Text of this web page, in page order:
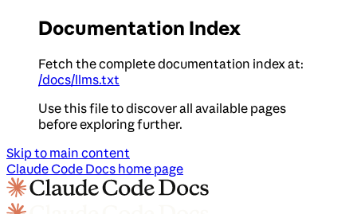
Documentation Index
Fetch the complete documentation index at:
/docs/llms.txt
Use this file to discover all available pages
before exploring further.
Skip to main content
Claude Code Docs home page